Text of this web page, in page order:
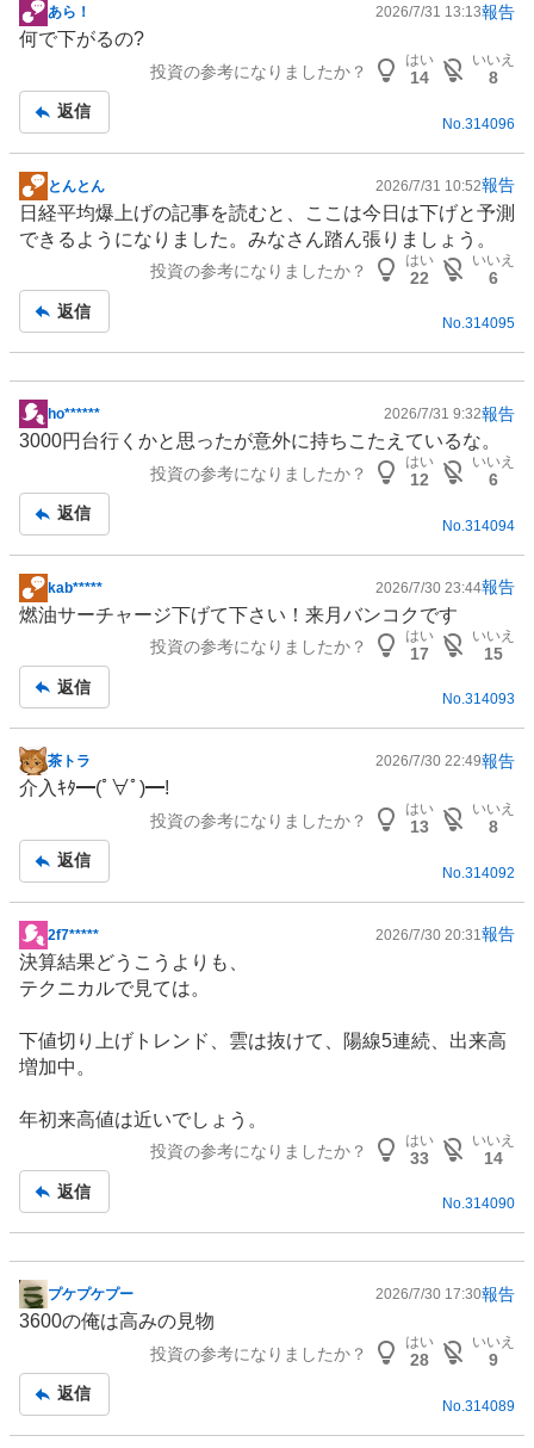
掲
示
事
あら！ 2026/7/31 13:13報告
何で下がるの?
投資の参考になりましたか？
はい
14
いいえ
8
返信
No.314096
掲
示
板
とんとん 2026/7/31 10:52報告
日経平均爆上げの記事を読むと、ここは今日は下げと予測
できるようになりました。みなさん踏ん張りましょう。
投資の参考になりましたか？
はい
22
いいえ
6
返信
No.314095
掲
示
事
ho****** 2026/7/31 9:32報告
3000円台行くかと思ったが意外に持ちこたえているな。
投資の参考になりましたか？
はい
12
いいえ
6
返信
No.314094
掲
示
事
kab***** 2026/7/30 23:44報告
燃油サーチャージ下げて下さい！来月バンコクです
投資の参考になりましたか？
はい
17
いいえ
15
返信
No.314093
掲
示
事
茶トラ 2026/7/30 22:49報告
介入ｷﾀ━(ﾟ∀ﾟ)━!
投資の参考になりましたか？
はい
13
いいえ
8
返信
No.314092
掲
示
板
事
2f7***** 2026/7/30 20:31報告
決算結果どうこうよりも、
テクニカルで見ては。
下値切り上げトレンド、雲は抜けて、陽線5連続、出来高
増加中。
年初来高値は近いでしょう。
投資の参考になりましたか？
はい
33
いいえ
14
返信
No.314090
掲
示
事
プケプケプー 2026/7/30 17:30報告
3600の俺は高みの見物
投資の参考になりましたか？
はい
28
いいえ
9
返信
No.314089